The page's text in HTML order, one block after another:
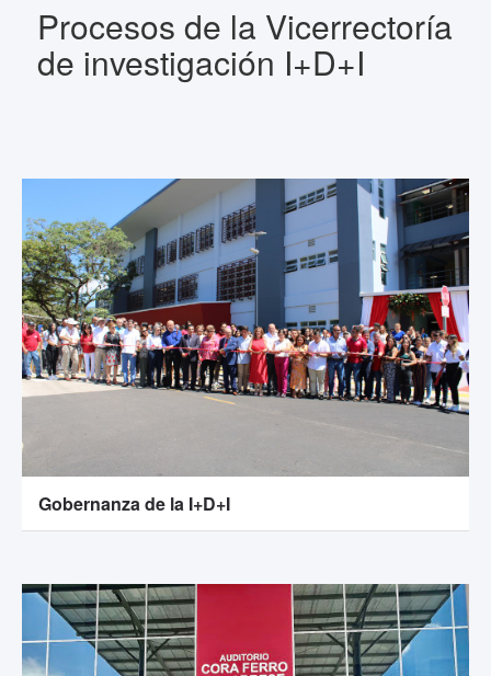
Procesos de la Vicerrectoría
de investigación I+D+I
Gobernanza de la I+D+I